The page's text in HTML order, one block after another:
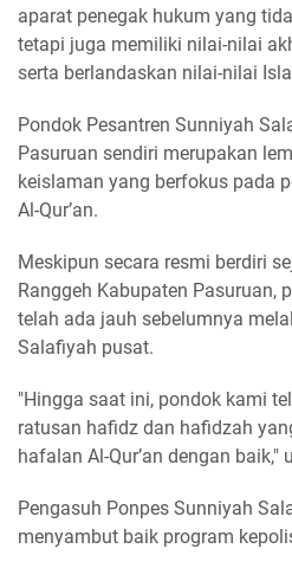
aparat penegak hukum yang
tetapi juga memiliki nilai-nilai
serta berlandaskan nilai-nilai
Pondok Pesantren Sunniyah
Pasuruan sendiri merupakan
keislaman yang berfokus pada
Al-Qur’an.
Meskipun secara resmi berdiri
Ranggeh Kabupaten Pasuruan,
telah ada jauh sebelumnya
Salafiyah pusat.
"Hingga saat ini, pondok kami
ratusan hafidz dan hafidzah
hafalan Al-Qur’an dengan
Pengasuh Ponpes Sunniyah
menyambut baik program